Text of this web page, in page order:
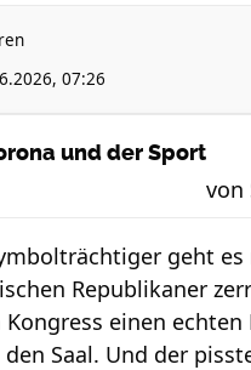
07:26
und der Sport
von
geht es
Republikaner
einen echten
Saal. Und der